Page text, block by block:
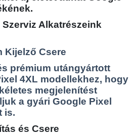
Alkatrészeink
Kijelző Csere
prémium utángyártott
4XL modellekhez, hogy
megjelenítést
a gyári Google Pixel
is.
és Csere